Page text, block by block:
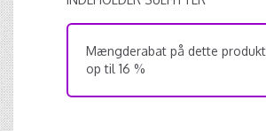
Mængderabat på dette
op til 16 %